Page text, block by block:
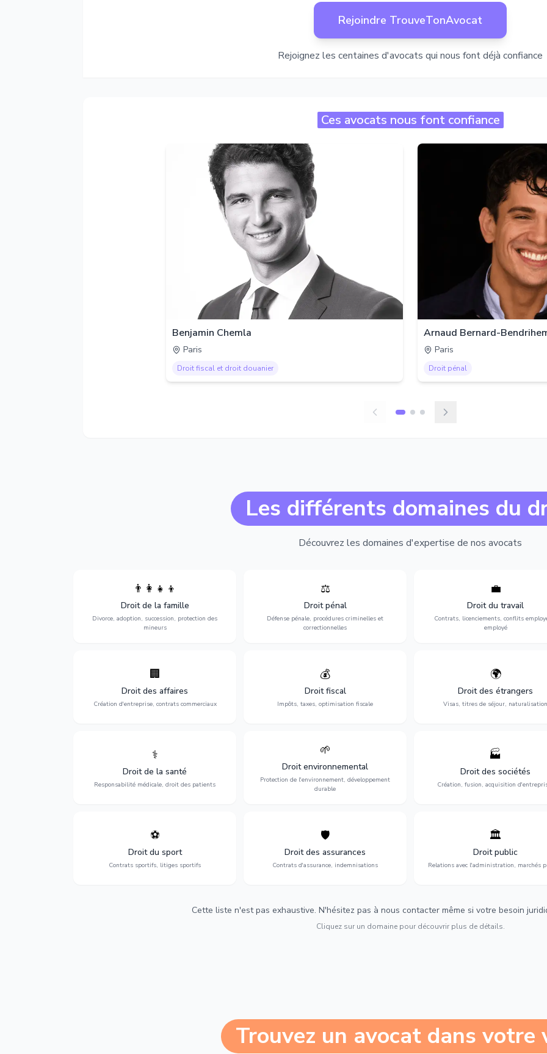
Rejoindre TrouveTonAvocat
Rejoignez les centaines d'avocats qui nous font déjà confiance
Ces avocats nous font confiance
Benjamin Chemla
Paris
Droit fiscal et droit douanier
Arnaud Bernard-
Paris
Droit pénal
Les différents domaines du
Découvrez les domaines d'expertise de nos avocats
👨‍👩‍👧‍👦
Droit de la famille
Divorce, adoption, succession, protection des
mineurs
succession et protection des personnes
vulnérables.
⚖️
Droit pénal
Défense pénale, procédures criminelles et
correctionnelles
Expertise en matière pénale, de
l'assistance en garde à vue jusqu'au
procès, pour toute affaire correctionnelle
ou criminelle.
💼
Droit du travail
Contrats, licenciements, conflits
employé
Protection de vos droits au
contrats, licenciements,
discrimination et conflits avec
l'employeur.
🏢
Droit des affaires
Création d'entreprise, contrats commerciaux
Accompagnement complet pour votre
entreprise : création, contrats
commerciaux, concurrence et litiges.
💰
Droit fiscal
Impôts, taxes, optimisation fiscale
Optimisation de votre situation fiscale :
déclarations, contentieux, contrôles
fiscaux et planification.
🌍
Droit des étrangers
Visas, titres de séjour, naturalisation
Obtention de vos droits de séjour :
cartes de séjour, regroupement
naturalisation.
⚕️
Droit de la santé
Responsabilité médicale, droit des patients
Défense de vos droits médicaux : erreurs
médicales, responsabilité des praticiens
et indemnisation.
🌱
Droit environnemental
Protection de l'environnement, développement
durable
environnementale, litiges et
développement durable.
🏭
Droit des sociétés
Création, fusion, acquisition
Structuration de votre société :
fusion-acquisition,
restructuration.
⚽
Droit du sport
Contrats sportifs, litiges sportifs
Expertise en droit sportif : contrats de
sportifs, transferts, sponsoring et
contentieux.
🛡️
Droit des assurances
Contrats d'assurance, indemnisations
Défense de vos intérêts : contrats
d'assurance, sinistres et indemnisations
optimales.
🏛️
Droit public
Relations avec l'administration, marchés
Gestion de vos relations avec
l'administration : marchés
urbanisme et contentieux.
Cette liste n'est pas exhaustive. N'hésitez pas à nous contacter même si votre besoin
Cliquez sur un domaine pour découvrir plus de détails.
Trouvez un avocat dans votre